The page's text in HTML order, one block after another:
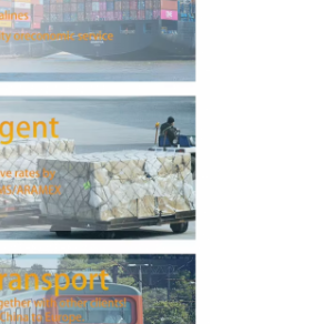
la Chine
par camion